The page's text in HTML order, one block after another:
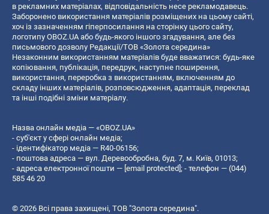
в рекламних матеріалах, відповідальність несе рекламодавець.
Заборонено використання матеріалів розміщених на цьому сайті,
хоч із зазначенням гіперпосилання на сторінку цього сайту,
логотипу OBOZ.UA або будь-якого іншого згадування, але без
письмового дозволу Редакції/ТОВ «Золота середина»
Незаконним використанням матеріалів буде вважатися: будь-яке
копiювання, публiкацiя, передрук, наступне поширення,
використання, переробка з використанням, включенням до
складу інших матеріалів, розповсюдження, адаптація, переклад
та інші подібні зміни матеріалу.
Назва онлайн медіа — «OBOZ.UA»
- суб'єкт у сфері онлайн медіа;
- ідентифікатор медіа — R40-06156;
- поштова адреса — вул. Деревообробна, буд. 7, м. Київ, 01013;
- адреса електронної пошти — [email protected] ; - телефон — (044)
585 46 20
© 2026 Всі права захищені, ТОВ "Золота середина".